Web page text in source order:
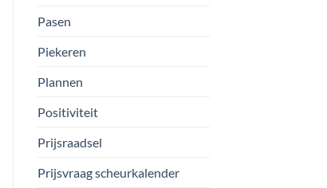
Pasen
Piekeren
Plannen
Positiviteit
Prijsraadsel
Prijsvraag scheurkalender